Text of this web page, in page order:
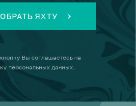
ЯХТУ
Вы соглашаетесь на
персональных данных.